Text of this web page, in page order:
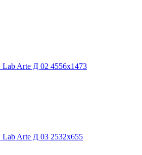
Arte Д 02 4556x1473
Arte Д 03 2532x655